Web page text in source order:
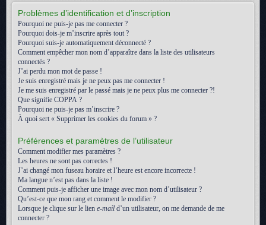
Problèmes d’identification et d’inscription
Pourquoi ne puis-je pas me connecter ?
Pourquoi dois-je m’inscrire après tout ?
Pourquoi suis-je automatiquement déconnecté ?
Comment empêcher mon nom d’apparaître dans la liste des utilisateurs
connectés ?
J’ai perdu mon mot de passe !
Je suis enregistré mais je ne peux pas me connecter !
Je me suis enregistré par le passé mais je ne peux plus me connecter ?!
Que signifie COPPA ?
Pourquoi ne puis-je pas m’inscrire ?
À quoi sert « Supprimer les cookies du forum » ?
Préférences et paramètres de l’utilisateur
Comment modifier mes paramètres ?
Les heures ne sont pas correctes !
J’ai changé mon fuseau horaire et l’heure est encore incorrecte !
Ma langue n’est pas dans la liste !
Comment puis-je afficher une image avec mon nom d’utilisateur ?
Qu’est-ce que mon rang et comment le modifier ?
Lorsque je clique sur le lien e-mail d’un utilisateur, on me demande de me
connecter ?